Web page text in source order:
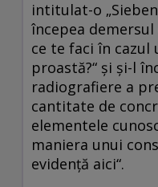
intitulat-o
începea
ce te faci în
proastă?“ şi şi-l
radiografiere a
cantitate de
elementele
maniera unui
evidenţă aici“.